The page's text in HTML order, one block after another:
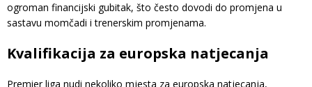
ogroman financijski gubitak, što često dovodi do promjena u
sastavu momčadi i trenerskim promjenama.
Kvalifikacija za europska natjecanja
Premier liga nudi nekoliko mjesta za europska natjecanja,